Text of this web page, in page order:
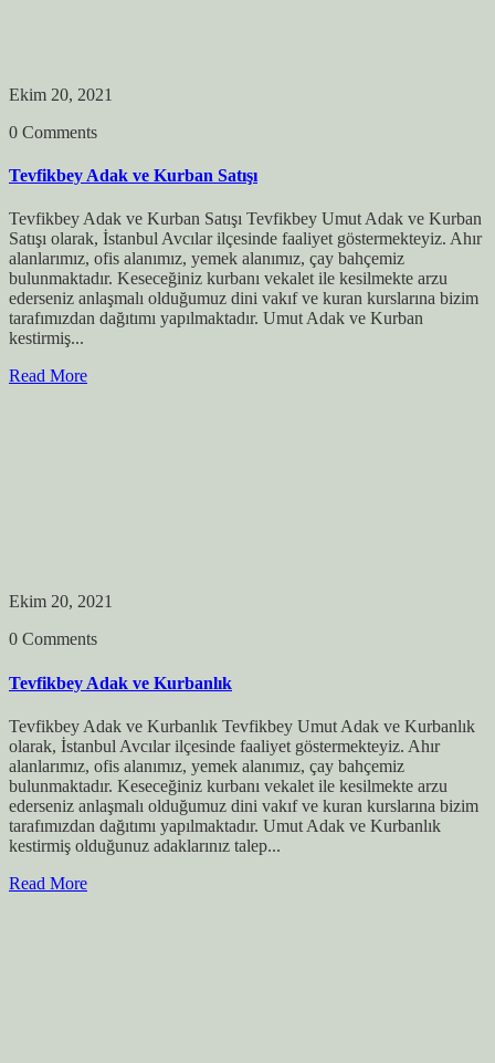
Ekim 20, 2021
0 Comments
Tevfikbey Adak ve Kurban Satışı
Tevfikbey Adak ve Kurban Satışı Tevfikbey Umut Adak ve Kurban
Satışı olarak, İstanbul Avcılar ilçesinde faaliyet göstermekteyiz. Ahır
alanlarımız, ofis alanımız, yemek alanımız, çay bahçemiz
bulunmaktadır. Keseceğiniz kurbanı vekalet ile kesilmekte arzu
ederseniz anlaşmalı olduğumuz dini vakıf ve kuran kurslarına bizim
tarafımızdan dağıtımı yapılmaktadır. Umut Adak ve Kurban
kestirmiş...
Read More
Ekim 20, 2021
0 Comments
Tevfikbey Adak ve Kurbanlık
Tevfikbey Adak ve Kurbanlık Tevfikbey Umut Adak ve Kurbanlık
olarak, İstanbul Avcılar ilçesinde faaliyet göstermekteyiz. Ahır
alanlarımız, ofis alanımız, yemek alanımız, çay bahçemiz
bulunmaktadır. Keseceğiniz kurbanı vekalet ile kesilmekte arzu
ederseniz anlaşmalı olduğumuz dini vakıf ve kuran kurslarına bizim
tarafımızdan dağıtımı yapılmaktadır. Umut Adak ve Kurbanlık
kestirmiş olduğunuz adaklarınız talep...
Read More